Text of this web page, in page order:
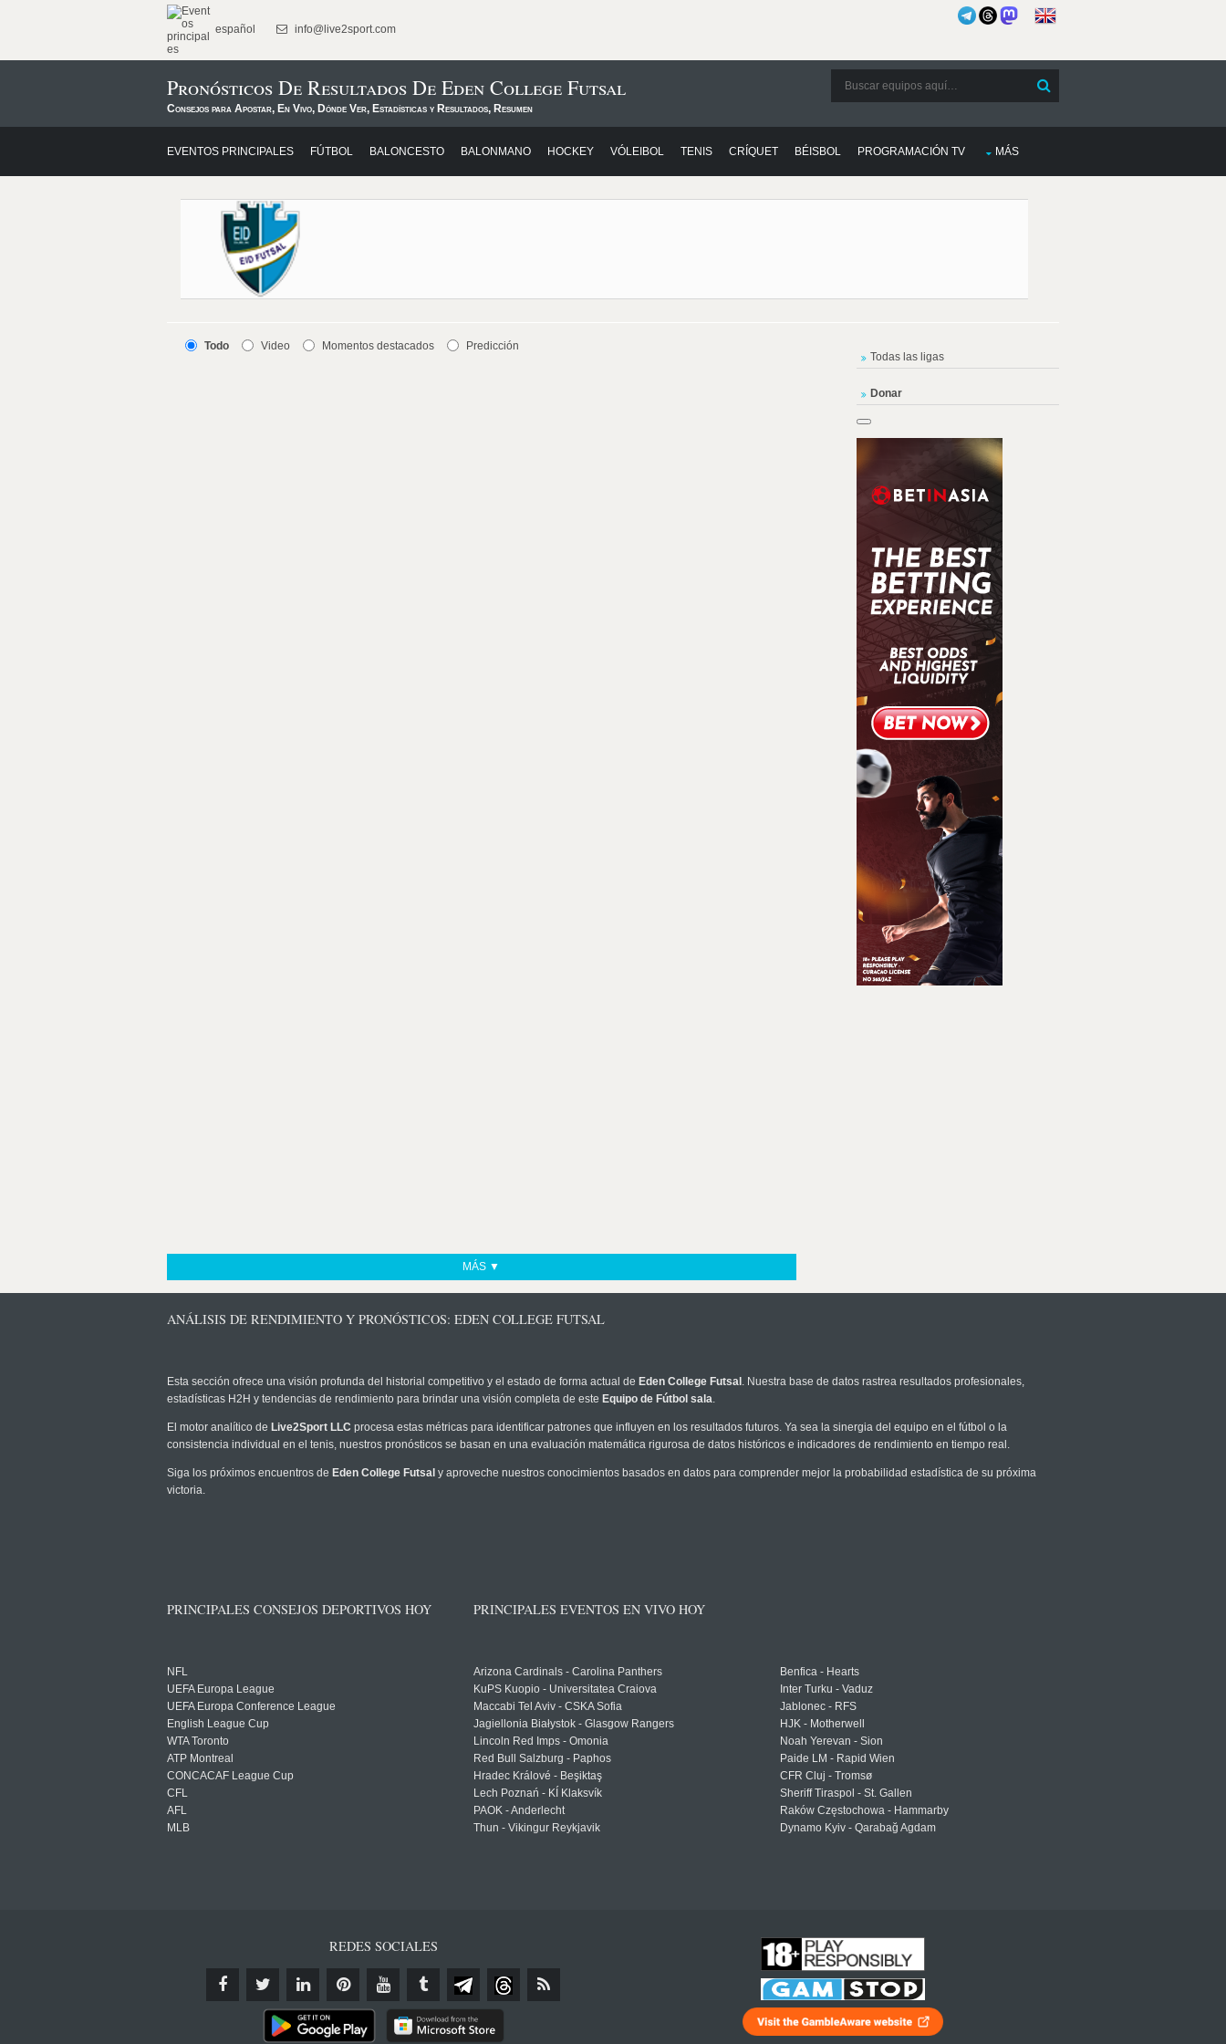
español info@live2sport.com
Pronósticos De Resultados De Eden College Futsal
Consejos para Apostar, En Vivo, Dónde Ver, Estadísticas y Resultados, Resumen
EVENTOS PRINCIPALES FÚTBOL BALONCESTO BALONMANO HOCKEY VÓLEIBOL TENIS CRÍQUET BÉISBOL PROGRAMACIÓN TV MÁS
Todo Video Momentos destacados Predicción
MÁS ▼
Todas las ligas
Donar
ANÁLISIS DE RENDIMIENTO Y PRONÓSTICOS: EDEN COLLEGE FUTSAL
Esta sección ofrece una visión profunda del historial competitivo y el estado de forma actual de Eden College Futsal . Nuestra base de datos rastrea resultados profesionales,
estadísticas H2H y tendencias de rendimiento para brindar una visión completa de este Equipo de Fútbol sala.
El motor analítico de Live2Sport LLC procesa estas métricas para identificar patrones que influyen en los resultados futuros. Ya sea la sinergia del equipo en el fútbol o la
consistencia individual en el tenis, nuestros pronósticos se basan en una evaluación matemática rigurosa de datos históricos e indicadores de rendimiento en tiempo real.
Siga los próximos encuentros de Eden College Futsal y aproveche nuestros conocimientos basados en datos para comprender mejor la probabilidad estadística de su próxima
victoria.
PRINCIPALES CONSEJOS DEPORTIVOS HOY
NFL
UEFA Europa League
UEFA Europa Conference League
English League Cup
WTA Toronto
ATP Montreal
CONCACAF League Cup
CFL
AFL
MLB
PRINCIPALES EVENTOS EN VIVO HOY
Arizona Cardinals - Carolina Panthers
KuPS Kuopio - Universitatea Craiova
Maccabi Tel Aviv - CSKA Sofia
Jagiellonia Białystok - Glasgow Rangers
Lincoln Red Imps - Omonia
Red Bull Salzburg - Paphos
Hradec Králové - Beşiktaş
Lech Poznań - KÍ Klaksvík
PAOK - Anderlecht
Thun - Vikingur Reykjavik
Benfica - Hearts
Inter Turku - Vaduz
Jablonec - RFS
HJK - Motherwell
Noah Yerevan - Sion
Paide LM - Rapid Wien
CFR Cluj - Tromsø
Sheriff Tiraspol - St. Gallen
Raków Częstochowa - Hammarby
Dynamo Kyiv - Qarabağ Agdam
REDES SOCIALES